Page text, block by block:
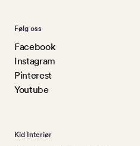
Følg oss
Facebook
Instagram
Pinterest
Youtube
Kid Interiør